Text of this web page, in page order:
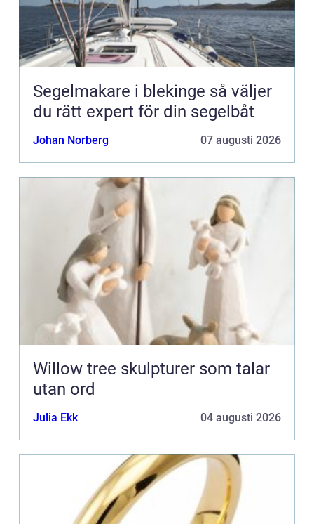
Segelmakare i blekinge så väljer
du rätt expert för din segelbåt
Johan Norberg 07 augusti 2026
Willow tree skulpturer som talar
utan ord
Julia Ekk 04 augusti 2026